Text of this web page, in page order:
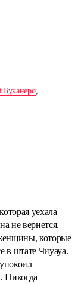
Буканеро,
уехала
не вернется.
которые
в штате Чиуауа.
Никогда